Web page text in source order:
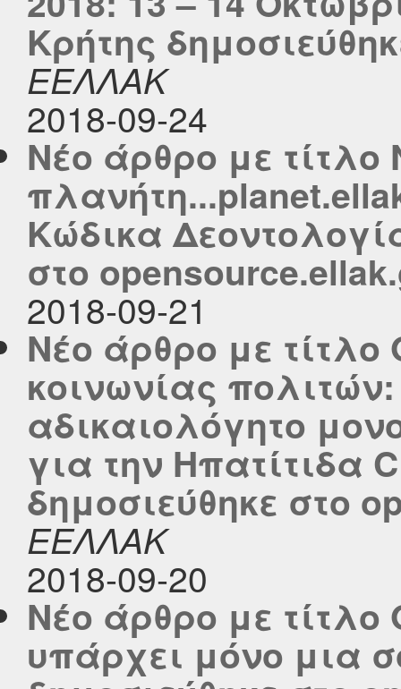
Κρήτης
ΕΕΛΛΑΚ
2018-09-24
Νέο άρθρο με
Κώδικα
στο
2018-09-21
Νέο άρθρο με
κοινωνίας
αδικαιολόγητο
για την Ηπατίτιδα
δημοσιεύθηκε στο
ΕΕΛΛΑΚ
2018-09-20
Νέο άρθρο με τίτλο
υπάρχει μόνο μια